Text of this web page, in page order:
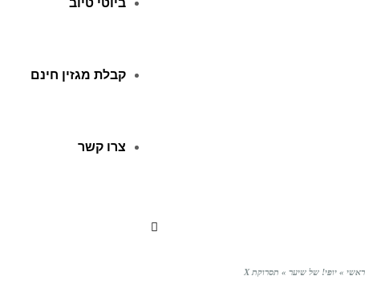
ביוטי טיוב
קבלת מגזין חינם
צרו קשר
ראשי » יופי! של שיער » תסרוקת X